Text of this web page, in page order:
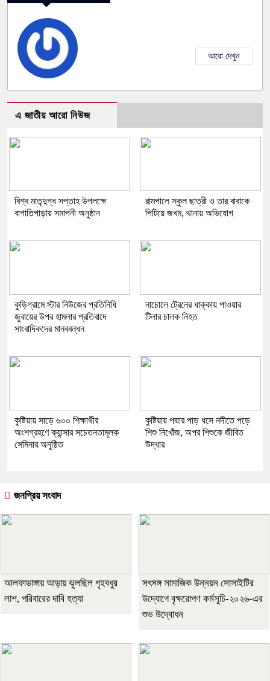
আরো দেখুন
এ জাতীয় আরো নিউজ
বিশ্ব মাতৃদুগ্ধ সপ্তাহ উপলক্ষে
বাগাতিপাড়ায় সমাপনী অনুষ্ঠান
রামপালে স্কুল ছাত্রী ও তার বাবাকে
পিটিয়ে জখম, থানায় অভিযোগ
কুড়িগ্রামে স্টার নিউজের প্রতিনিধি
জুবায়ের উপর হামলার প্রতিবাদে
সাংবাদিকদের মানববন্ধন
নাচোলে ট্রেনের ধাক্কায় পাওয়ার
টিলার চালক নিহত
কুষ্টিয়ায় সাড়ে ৬০০ শিক্ষার্থীর
অংশগ্রহণে ক্যান্সার সচেতনতামূলক
সেমিনার অনুষ্ঠিত
কুষ্টিয়ায় পদ্মার পাড় ধসে নদীতে পড়ে
শিশু নিখোঁজ, অপর শিশুকে জীবিত
উদ্ধার
জনপ্রিয় সংবাদ
আলফাডাঙ্গায় আড়ায় ঝুলছিল গৃহবধুর
লাশ, পরিবারের দাবি হত্যা
সৎসঙ্গ সামাজিক উন্নয়ন সোসাইটির
উদ্যোগে বৃক্ষরোপণ কর্মসূচি-২০২৬-এর
শুভ উদ্বোধন